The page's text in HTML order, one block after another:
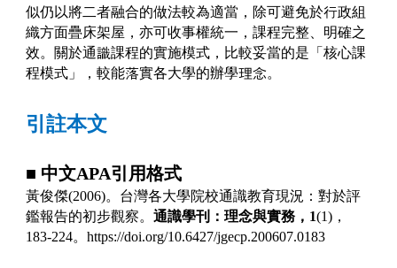
似仍以將二者融合的做法較為適當，除可避免於行政組
織方面疊床架屋，亦可收事權統一，課程完整、明確之
效。關於通識課程的實施模式，比較妥當的是「核心課
程模式」，較能落實各大學的辦學理念。
引註本文
■ 中文APA引用格式
黃俊傑(2006)。台灣各大學院校通識教育現況：對於評
鑑報告的初步觀察。通識學刊：理念與實務， 1(1) ，
183-224。https://doi.org/10.6427/jgecp.200607.0183